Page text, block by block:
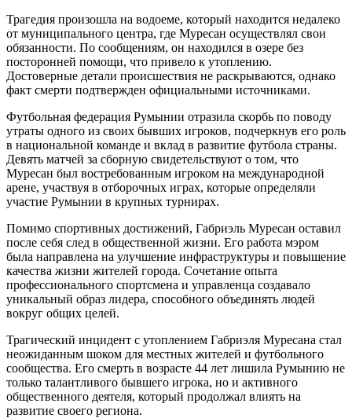
Трагедия произошла на водоеме, который находится недалеко
от муниципального центра, где Муресан осуществлял свои
обязанности. По сообщениям, он находился в озере без
посторонней помощи, что привело к утоплению.
Достоверные детали происшествия не раскрываются, однако
факт смерти подтвержден официальными источниками.
Футбольная федерация Румынии отразила скорбь по поводу
утраты одного из своих бывших игроков, подчеркнув его роль
в национальной команде и вклад в развитие футбола страны.
Девять матчей за сборную свидетельствуют о том, что
Муресан был востребованным игроком на международной
арене, участвуя в отборочных играх, которые определяли
участие Румынии в крупных турнирах.
Помимо спортивных достижений, Габриэль Муресан оставил
после себя след в общественной жизни. Его работа мэром
была направлена на улучшение инфраструктуры и повышение
качества жизни жителей города. Сочетание опыта
профессионального спортсмена и управленца создавало
уникальный образ лидера, способного объединять людей
вокруг общих целей.
Трагический инцидент с утоплением Габриэля Муресана стал
неожиданным шоком для местных жителей и футбольного
сообщества. Его смерть в возрасте 44 лет лишила Румынию не
только талантливого бывшего игрока, но и активного
общественного деятеля, который продолжал влиять на
развитие своего региона.